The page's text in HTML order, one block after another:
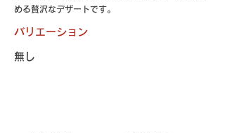
める贅沢なデザートです。
バリエーション
無し